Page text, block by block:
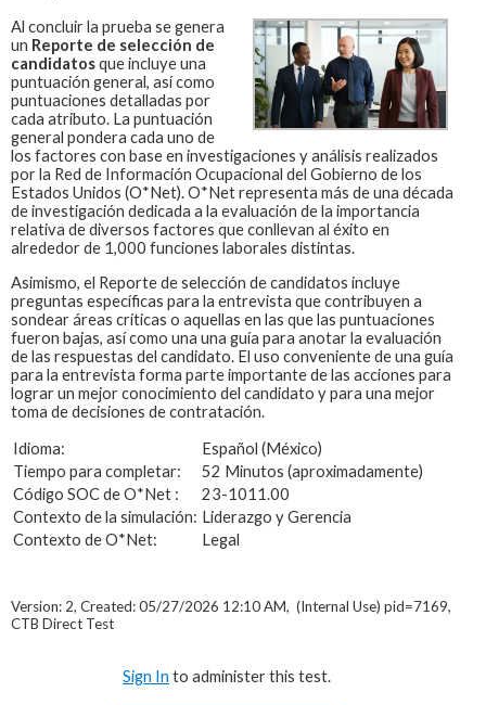
Al concluir la prueba se genera
un Reporte de selección de
candidatosque incluye una
puntuación general, así como
puntuaciones detalladas por
cada atributo. La puntuación
general pondera cada uno de
los factores con base en investigaciones y análisis realizados
por la Red de Información Ocupacional del Gobierno de los
Estados Unidos (O*Net). O*Net representa más de una década
de investigación dedicada a la evaluación de la importancia
relativa de diversos factores que conllevan al éxito en
alrededor de 1,000 funciones laborales distintas.
Asimismo, el Reporte de selección de candidatos incluye
preguntas específicas para la entrevista que contribuyen a
sondear áreas críticas o aquellas en las que las puntuaciones
fueron bajas, así como una una guía para anotar la evaluación
de las respuestas del candidato. El uso conveniente de una guía
para la entrevista forma parte importante de las acciones para
lograr un mejor conocimiento del candidato y para una mejor
toma de decisiones de contratación.
Idioma:
Español (México)
Tiempo para completar:
52 Minutos (aproximadamente)
Código SOC de O*Net :
23-1011.00
Contexto de la simulación: Liderazgo y Gerencia
Contexto de O*Net:
Legal
Version: 2, Created: 05/27/2026 12:10 AM, (Internal Use) pid=7169,
CTB Direct Test
Sign In to administer this test.